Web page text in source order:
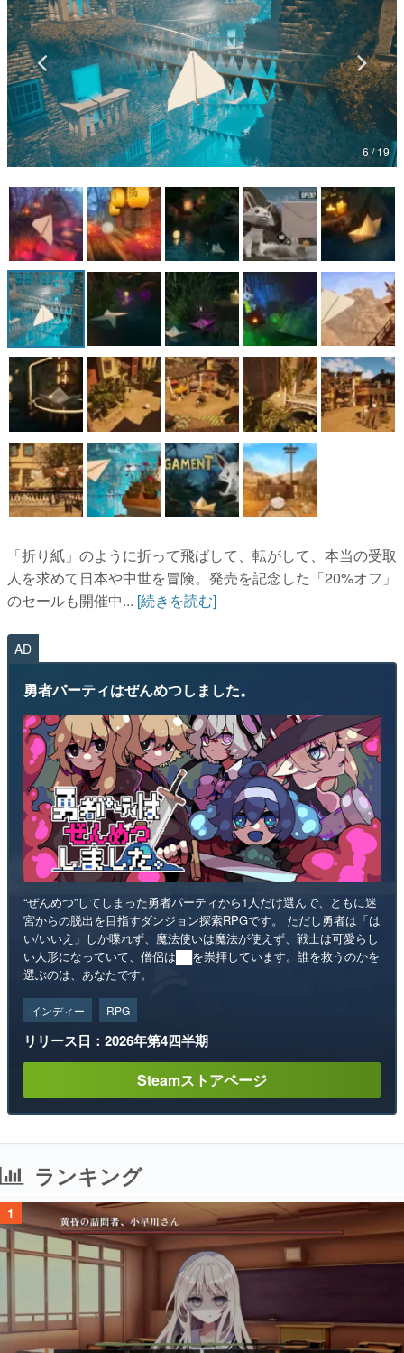
ゲームが変えた日本語
「経験値」「裏技」「ラスボス」… ゲームにまつわる言葉
の起源や用法の変遷を、コンピューター文化史研究家・タ
イニーP氏が徹底調査。
カテゴリ
特集記事
マンガ
女性向け
アプリレビュー
その他
電ファミニコゲーマーとは？
運営：株式会社マレ
6 / 19
「折り紙」のように折って飛ばして、転がして、本当の受取
人を求めて日本や中世を冒険。発売を記念した「20%オフ」
のセールも開催中... [続きを読む]
AD
勇者パーティはぜんめつしました。
“ぜんめつ”してしまった勇者パーティから1人だけ選んで、ともに迷
宮からの脱出を目指すダンジョン探索RPGです。 ただし勇者は「は
い/いいえ」しか喋れず、魔法使いは魔法が使えず、戦士は可愛らし
い人形になっていて、僧侶は██を崇拝しています。誰を救うのかを
選ぶのは、あなたです。
インディー RPG
リリース日：2026年第4四半期
Steamストアページ
ランキング
1